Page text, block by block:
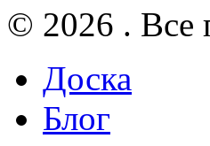
© 2026 . Все
Доска
Блог